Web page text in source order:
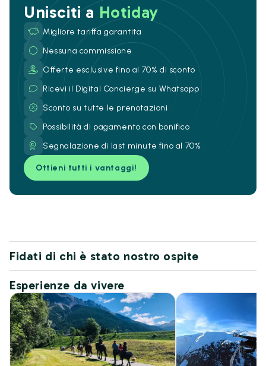
Unisciti a Hotiday
Migliore tariffa garantita
Nessuna commissione
Offerte esclusive fino al 70% di sconto
Ricevi il Digital Concierge su Whatsapp
Sconto su tutte le prenotazioni
Possibilità di pagamento con bonifico
Segnalazione di last minute fino al 70%
Ottieni tutti i vantaggi!
Fidati di chi è stato nostro ospite
Esperienze da vivere